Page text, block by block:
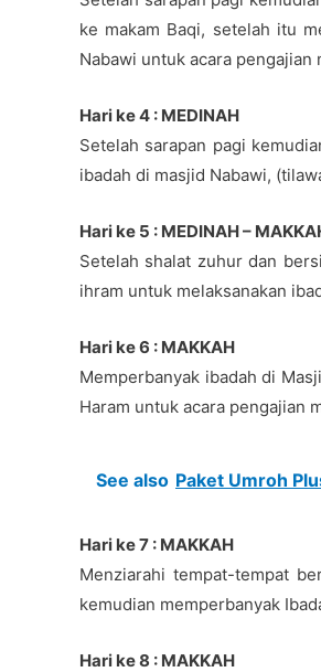
ke makam Baqi, setelah itu
Nabawi untuk acara
Hari ke 4 : MEDINAH
Setelah sarapan pagi
ibadah di masjid Nabawi,
Hari ke 5 : MEDINAH –
Setelah shalat zuhur dan
ihram untuk melaksanakan
Hari ke 6 : MAKKAH
Memperbanyak ibadah di
Haram untuk acara pengajian
See also Paket Umroh
Hari ke 7 : MAKKAH
Menziarahi tempat-tempat
kemudian memperbanyak
Hari ke 8 : MAKKAH